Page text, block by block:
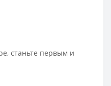
станьте первым и